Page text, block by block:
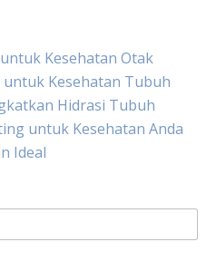
Kesehatan Otak
Kesehatan Tubuh
Hidrasi Tubuh
untuk Kesehatan Anda
Ideal